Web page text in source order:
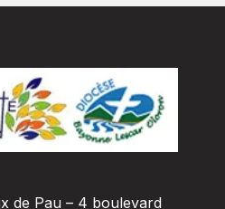
de Pau – 4 boulevard